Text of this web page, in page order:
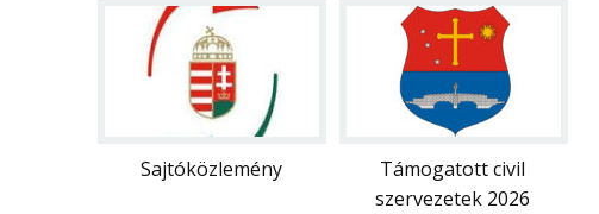
Sajtóközlemény
Támogatott civil
szervezetek 2026